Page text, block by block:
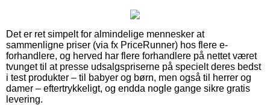
Det er ret simpelt for almindelige mennesker at
sammenligne priser (via fx PriceRunner) hos flere e-
forhandlere, og herved har flere forhandlere på nettet været
tvunget til at presse udsalgspriserne på specielt deres bedst
i test produkter – til babyer og børn, men også til herrer og
damer – eftertrykkeligt, og endda nogle gange sikre gratis
levering.